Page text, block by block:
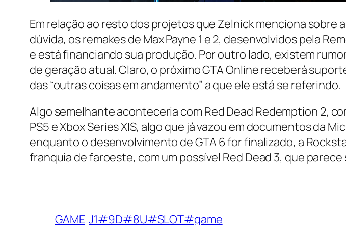
Em relação ao resto dos projetos que Zelnick menciona sobre
dúvida, os remakes de Max Payne 1 e 2, desenvolvidos pela
e está financiando sua produção. Por outro lado, existem
de geração atual. Claro, o próximo GTA Online receberá
das “outras coisas em andamento” a que ele está se referindo.
Algo semelhante aconteceria com Red Dead Redemption 2,
PS5 e Xbox Series X|S, algo que já vazou em documentos da
enquanto o desenvolvimento de GTA 6 for finalizado, a
franquia de faroeste, com um possível Red Dead 3, que
GAME J1#9D#8U#SLOT#game